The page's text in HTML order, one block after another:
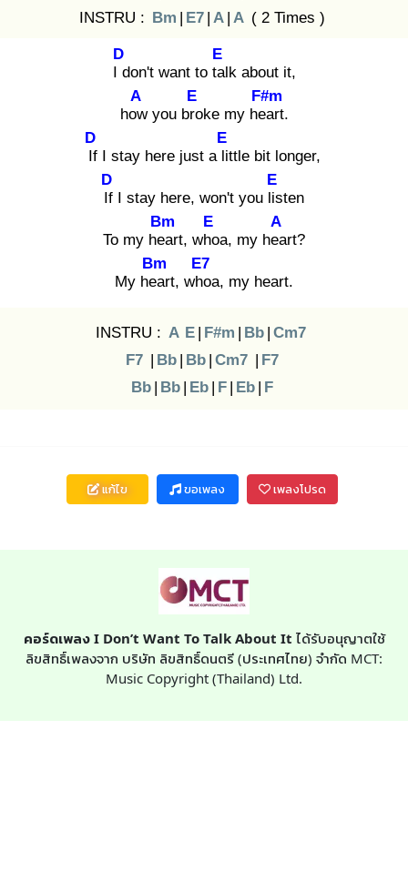
INSTRU : Bm | E7 | A | A ( 2 Times )
I d
D
on't want to tal
E
k about it,
how
A
you bro
E
ke my hea
F#m
rt.
If
D
I stay here just a lit
E
tle bit longer,
If
D
I stay here, won't you lis
E
ten
To my hea
Bm
rt, who
E
a, my hea
A
rt?
My hea
Bm
rt, who
E7
a, my heart.
INSTRU : A E | F#m | Bb | Cm7
F7 | Bb | Bb | Cm7 | F7
Bb | Bb | Eb | F | Eb | F
แก้ไข ขอเพลง เพลงโปรด
คอร์ดเพลง I Don’t Want To Talk About It ได้รับอนุญาตใช้
ลิขสิทธิ์เพลงจาก บริษัท ลิขสิทธิ์ดนตรี (ประเทศไทย) จำกัด MCT:
Music Copyright (Thailand) Ltd.